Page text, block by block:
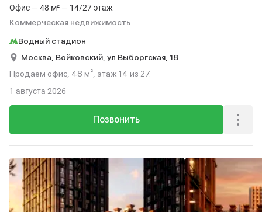
Офис — 48 м² — 14/27 этаж
Коммерческая недвижимость
Водный стадион
Москва, Войковский, ул Выборгская, 18
Продаем офис, 48 м², этаж 14 из 27.
Позвонить
1 августа 2026